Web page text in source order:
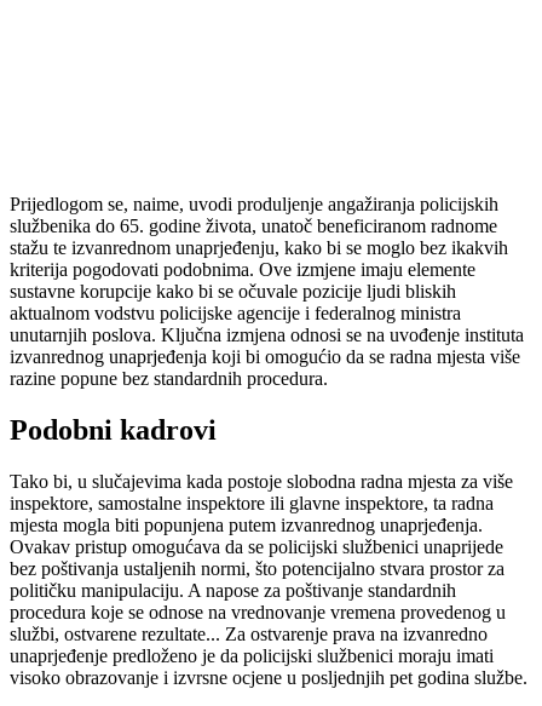
Prijedlogom se, naime, uvodi produljenje angažiranja policijskih
službenika do 65. godine života, unatoč beneficiranom radnome
stažu te izvanrednom unaprjeđenju, kako bi se moglo bez ikakvih
kriterija pogodovati podobnima. Ove izmjene imaju elemente
sustavne korupcije kako bi se očuvale pozicije ljudi bliskih
aktualnom vodstvu policijske agencije i federalnog ministra
unutarnjih poslova. Ključna izmjena odnosi se na uvođenje instituta
izvanrednog unaprjeđenja koji bi omogućio da se radna mjesta više
razine popune bez standardnih procedura.
Podobni kadrovi
Tako bi, u slučajevima kada postoje slobodna radna mjesta za više
inspektore, samostalne inspektore ili glavne inspektore, ta radna
mjesta mogla biti popunjena putem izvanrednog unaprjeđenja.
Ovakav pristup omogućava da se policijski službenici unaprijede
bez poštivanja ustaljenih normi, što potencijalno stvara prostor za
političku manipulaciju. A napose za poštivanje standardnih
procedura koje se odnose na vrednovanje vremena provedenog u
službi, ostvarene rezultate... Za ostvarenje prava na izvanredno
unaprjeđenje predloženo je da policijski službenici moraju imati
visoko obrazovanje i izvrsne ocjene u posljednjih pet godina službe.